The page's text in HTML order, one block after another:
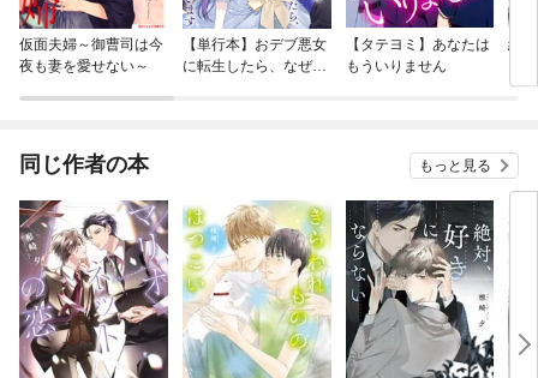
仮面夫婦～御曹司は今
夜も妻を愛せない～
【単行本】おデブ悪女
に転生したら、なぜか
【タテヨミ】あなたは
もういりません
結
同じ作者の本 もっと見る